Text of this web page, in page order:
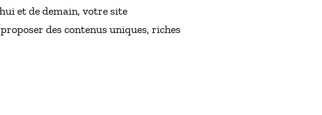
et de demain, votre site
des contenus uniques, riches